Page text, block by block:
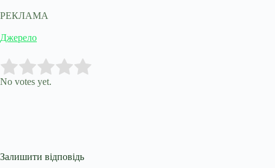
РЕКЛАМА
Джерело
Rate this item:
No votes yet.
Залишити відповідь